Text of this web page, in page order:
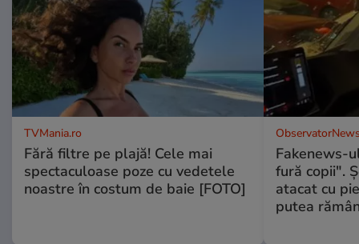
TVMania.ro
Fără filtre pe plajă! Cele mai
spectaculoase poze cu vedetele
noastre în costum de baie [FOTO]
Fakenews-
fură copii".
atacat cu
putea